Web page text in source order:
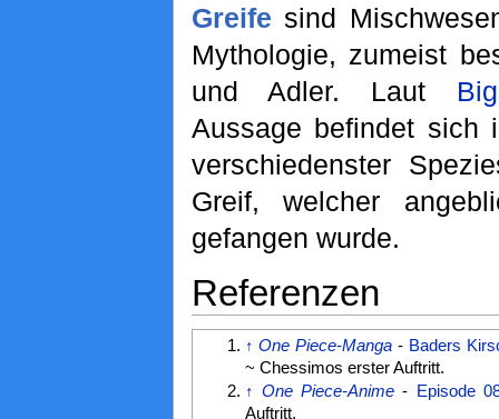
Greife sind
Mythologie, zumeist
und Adler. Laut
Aussage befindet sich
verschiedenster
Greif, welcher
gefangen wurde.
Referenzen
↑ One Piece-Manga - Baders
~ Chessimos erster Auftritt.
↑ One Piece-Anime - Episode
Auftritt.